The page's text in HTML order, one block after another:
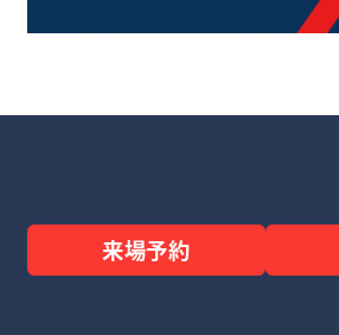
来場予約